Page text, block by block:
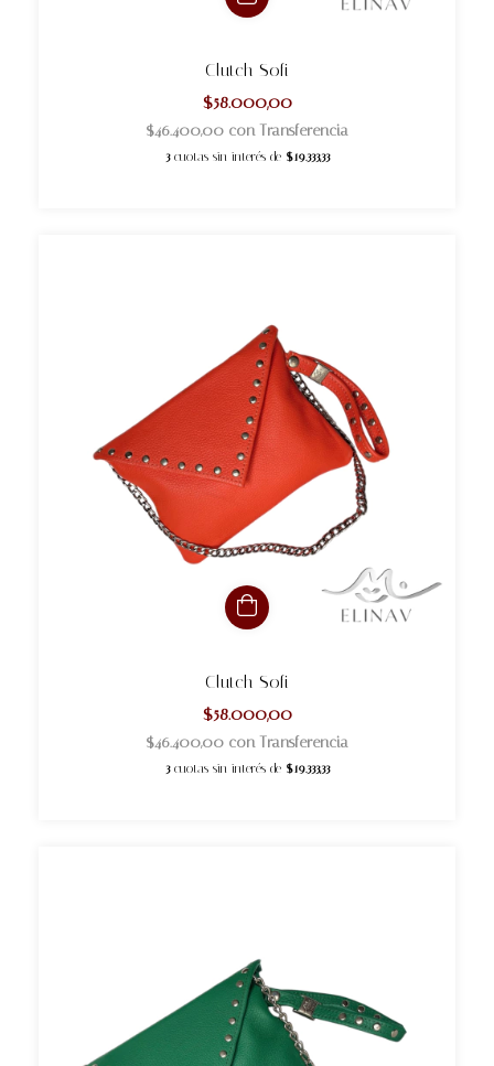
Clutch Sofi
$58.000,00
$46.400,00 con Transferencia
3 cuotas sin interés de $19.333,33
Clutch Sofi
$58.000,00
$46.400,00 con Transferencia
3 cuotas sin interés de $19.333,33